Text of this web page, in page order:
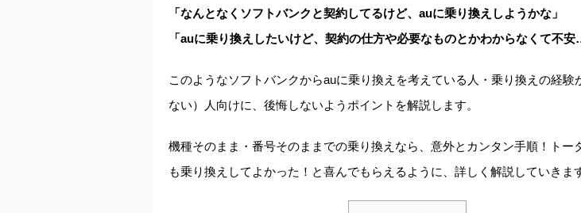
「なんとなくソフトバンクと契約してるけど、auに乗り換えしようかな」
「auに乗り換えしたいけど、契約の仕方や必要なものとかわからなくて不安
このようなソフトバンクからauに乗り換えを考えている人・乗り換えの経験
ない）人向けに、後悔しないようポイントを解説します。
機種そのまま・番号そのままでの乗り換えなら、意外とカンタン手順！トー
も乗り換えしてよかった！と喜んでもらえるように、詳しく解説していきま